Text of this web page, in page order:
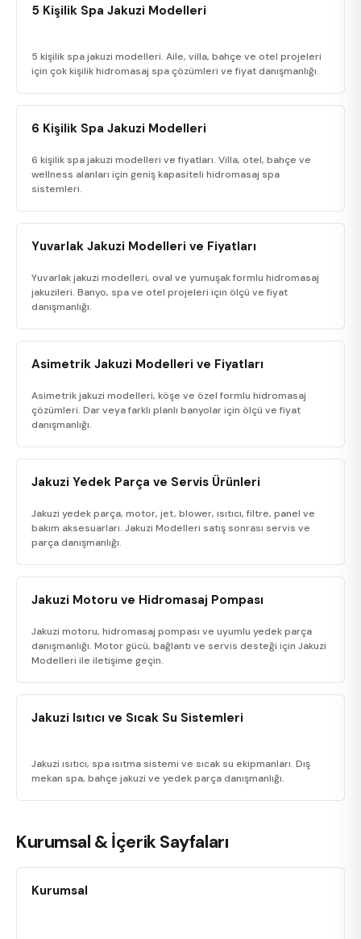
5 Kişilik Spa Jakuzi Modelleri
5 kişilik spa jakuzi modelleri. Aile, villa, bahçe ve otel projeleri
için çok kişilik hidromasaj spa çözümleri ve fiyat danışmanlığı.
6 Kişilik Spa Jakuzi Modelleri
6 kişilik spa jakuzi modelleri ve fiyatları. Villa, otel, bahçe ve
wellness alanları için geniş kapasiteli hidromasaj spa
sistemleri.
Yuvarlak Jakuzi Modelleri ve Fiyatları
Yuvarlak jakuzi modelleri, oval ve yumuşak formlu hidromasaj
jakuzileri. Banyo, spa ve otel projeleri için ölçü ve fiyat
danışmanlığı.
Asimetrik Jakuzi Modelleri ve Fiyatları
Asimetrik jakuzi modelleri, köşe ve özel formlu hidromasaj
çözümleri. Dar veya farklı planlı banyolar için ölçü ve fiyat
danışmanlığı.
Jakuzi Yedek Parça ve Servis Ürünleri
Jakuzi yedek parça, motor, jet, blower, ısıtıcı, filtre, panel ve
bakım aksesuarları. Jakuzi Modelleri satış sonrası servis ve
parça danışmanlığı.
Jakuzi Motoru ve Hidromasaj Pompası
Jakuzi motoru, hidromasaj pompası ve uyumlu yedek parça
danışmanlığı. Motor gücü, bağlantı ve servis desteği için Jakuzi
Modelleri ile iletişime geçin.
Jakuzi Isıtıcı ve Sıcak Su Sistemleri
Jakuzi ısıtıcı, spa ısıtma sistemi ve sıcak su ekipmanları. Dış
mekan spa, bahçe jakuzi ve yedek parça danışmanlığı.
Kurumsal & İçerik Sayfaları
Kurumsal